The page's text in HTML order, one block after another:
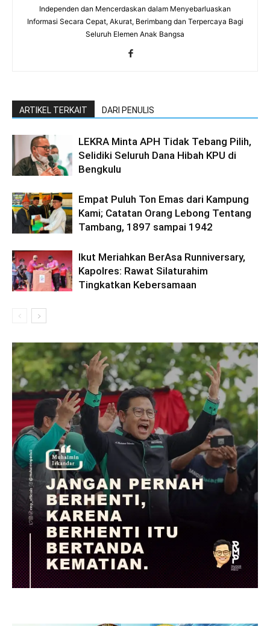
Independen dan Mencerdaskan dalam Menyebarluaskan
Informasi Secara Cepat, Akurat, Berimbang dan Terpercaya Bagi
Seluruh Elemen Anak Bangsa
ARTIKEL TERKAIT DARI PENULIS
LEKRA Minta APH Tidak Tebang Pilih,
Selidiki Seluruh Dana Hibah KPU di
Bengkulu
Empat Puluh Ton Emas dari Kampung
Kami; Catatan Orang Lebong Tentang
Tambang, 1897 sampai 1942
Ikut Meriahkan BerAsa Runniversary,
Kapolres: Rawat Silaturahim
Tingkatkan Kebersamaan